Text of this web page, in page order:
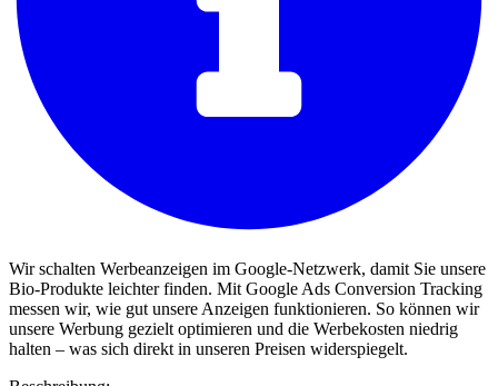
Wir schalten Werbeanzeigen im Google-Netzwerk, damit Sie unsere
Bio-Produkte leichter finden. Mit Google Ads Conversion Tracking
messen wir, wie gut unsere Anzeigen funktionieren. So können wir
unsere Werbung gezielt optimieren und die Werbekosten niedrig
halten – was sich direkt in unseren Preisen widerspiegelt.